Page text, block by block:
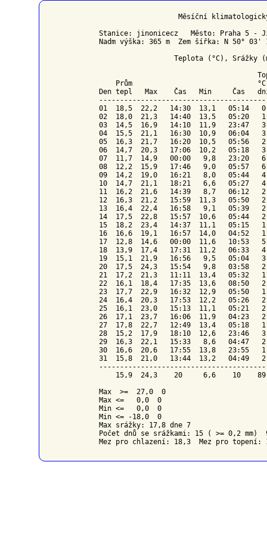
Měsíční
Stanice: jinonicecz   Město: Praha 5 -
Nadm výška: 365 m  Zem šířka: N 50°
Teplota (°C), Srážky
Prům
Den tepl   Max    Čas   Min     Čas
01  18,5  22,2   14:30  13,1   05:14
02  18,0  21,3   14:40  13,5   05:20
03  14,5  16,9   14:10  11,9   23:47
04  15,5  21,1   16:30  10,9   06:04
05  16,3  21,7   16:20  10,5   05:56
06  14,7  20,3   17:06  10,2   05:18
07  11,7  14,9   00:00   9,8   23:20
08  12,2  15,9   17:46   9,0   05:57
09  14,2  19,0   16:21   8,0   05:44
10  14,7  21,1   18:21   6,6   05:27
11  16,2  21,6   14:39   8,7   06:12
12  16,3  21,2   15:59  11,3   05:50
13  16,4  22,4   16:58   9,1   05:39
14  17,5  22,8   15:57  10,6   05:44
15  18,2  23,4   14:37  11,1   05:15
16  16,6  19,1   16:57  14,0   04:52
17  12,8  14,6   00:00  11,6   10:53
18  13,9  17,4   17:31  11,2   06:33
19  15,1  21,9   16:56   9,5   05:04
20  17,5  24,3   15:54   9,8   03:58
21  17,2  21,3   11:11  13,4   05:32
22  16,1  18,4   17:35  13,6   08:50
23  17,7  22,9   16:32  12,9   05:50
24  16,4  20,3   17:53  12,2   05:26
25  16,1  23,0   15:13  11,1   05:21
26  17,1  23,7   16:06  11,9   04:23
27  17,8  22,7   12:49  13,4   05:18
28  15,2  17,9   18:10  12,6   23:46
29  16,3  22,1   15:33   8,6   04:47
30  16,6  20,6   17:55  13,8   23:55
31  15,8  21,0   13:44  13,2   04:49
15,9  24,3    20     6,6    10
Max  >=  27,0  0
Max <=   0,0  0
Min <=   0,0  0
Min <= -18,0  0
Max srážky: 17,8 dne 7
Počet dnů se srážkami: 15 ( >= 0,2 mm)